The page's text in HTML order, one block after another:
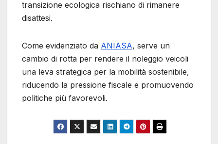
transizione ecologica rischiano di rimanere
disattesi.
Come evidenziato da ANIASA, serve un
cambio di rotta per rendere il noleggio veicoli
una leva strategica per la mobilità sostenibile,
riducendo la pressione fiscale e promuovendo
politiche più favorevoli.